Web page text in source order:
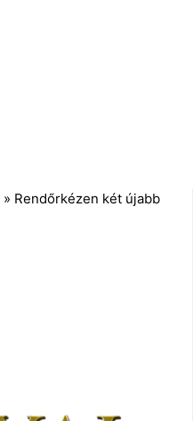
» Rendőrkézen két újabb